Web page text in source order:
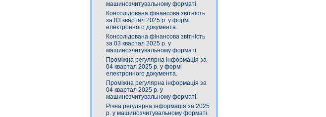
машинозчитувальному форматі.
Консолідована фінансова звітність
за 03 квартал 2025 р. у формі
електронного документа.
Консолідована фінансова звітність
за 03 квартал 2025 р. у
машинозчитувальному форматі.
Проміжна регулярна інформація за
04 квартал 2025 р. у формі
електронного документа.
Проміжна регулярна інформація за
04 квартал 2025 р. у
машинозчитувальному форматі.
Річна регулярна інформація за 2025
р. у машинозчитувальному форматі.